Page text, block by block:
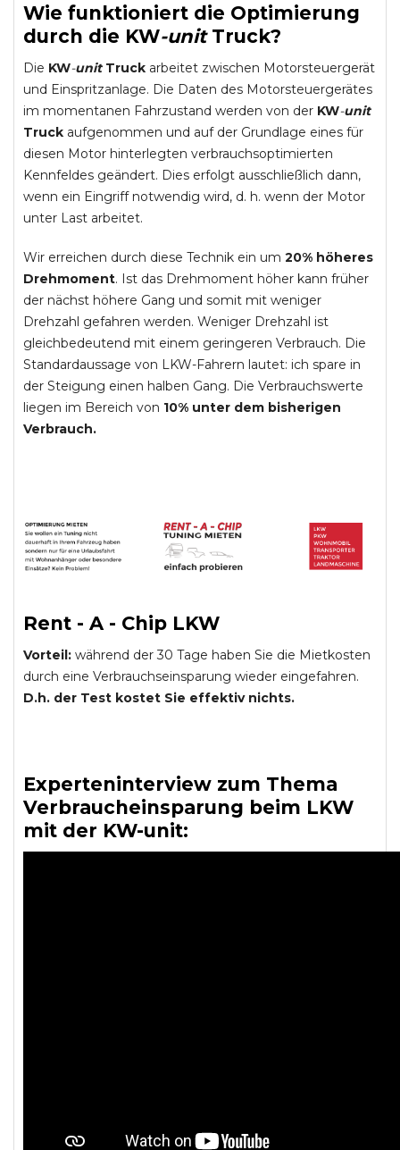
Wie funktioniert die Optimierung
durch die KW-unit Truck?
Die KW-unit Truck arbeitet zwischen Motorsteuergerät
und Einspritzanlage. Die Daten des Motorsteuergerätes
im momentanen Fahrzustand werden von der KW-unit
Truck aufgenommen und auf der Grundlage eines für
diesen Motor hinterlegten verbrauchsoptimierten
Kennfeldes geändert. Dies erfolgt ausschließlich dann,
wenn ein Eingriff notwendig wird, d. h. wenn der Motor
unter Last arbeitet.
Wir erreichen durch diese Technik ein um 20% höheres
Drehmoment. Ist das Drehmoment höher kann früher
der nächst höhere Gang und somit mit weniger
Drehzahl gefahren werden. Weniger Drehzahl ist
gleichbedeutend mit einem geringeren Verbrauch. Die
Standardaussage von LKW-Fahrern lautet: ich spare in
der Steigung einen halben Gang. Die Verbrauchswerte
liegen im Bereich von 10% unter dem bisherigen
Verbrauch.
Rent - A - Chip LKW
Vorteil: während der 30 Tage haben Sie die Mietkosten
durch eine Verbrauchseinsparung wieder eingefahren.
D.h. der Test kostet Sie effektiv nichts.
Experteninterview zum Thema
Verbraucheinsparung beim LKW
mit der KW-unit: